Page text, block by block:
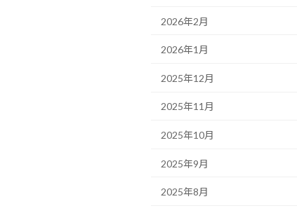
2026年2月
2026年1月
2025年12月
2025年11月
2025年10月
2025年9月
2025年8月